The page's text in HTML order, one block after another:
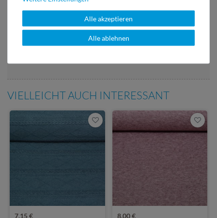
Über 98% positive
Bewertungen
Über 110 Gratis
VIELLEICHT AUCH INTERESSANT
7,15 € 8,00 €
Alle akzeptieren
Alle ablehnen